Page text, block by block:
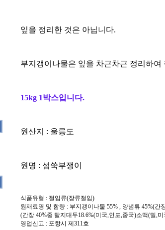
잎을 정리한 것은 아닙니다.
부지갱이나물은 잎을 차근차근 정리하여
15kg 1박스입니다.
원산지 : 울릉도
원명 : 섬쑥부쟁이
식품유형 : 절임류(장류절임)
원재료명 및 함량 : 부지갱이나물 55% , 양념류 45%(간
(간장 40%중 탈지대두18.6%(미국,인도,중국)소맥(밀,미
영업신고 : 포항시 제311호